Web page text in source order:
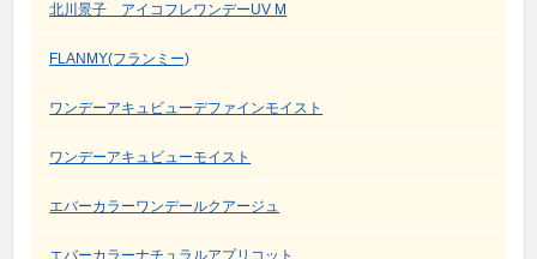
北川景子 アイコフレワンデーUV M
FLANMY(フランミー)
ワンデーアキュビューデファインモイスト
ワンデーアキュビューモイスト
エバーカラーワンデールクアージュ
エバーカラーナチュラルアプリコット